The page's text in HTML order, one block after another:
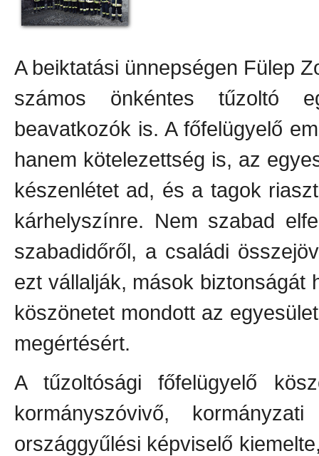
A beiktatási ünnepségen Fülep
számos önkéntes tűzoltó
beavatkozók is. A főfelügyelő
hanem kötelezettség is, az
készenlétet ad, és a tagok
kárhelyszínre. Nem szabad
szabadidőről, a családi
ezt vállalják, mások biztonságát
köszönetet mondott az
megértésért.
A tűzoltósági főfelügyelő
kormányszóvivő,
országgyűlési képviselő